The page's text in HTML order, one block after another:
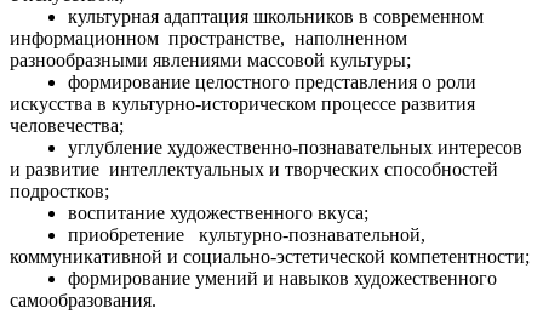
культурная адаптация школьников в современном
информационном пространстве, наполненном
разнообразными явлениями массовой культуры;
формирование целостного представления о роли
искусства в культурно-историческом процессе развития
человечества;
углубление художественно-познавательных интересов
и развитие интеллектуальных и творческих способностей
подростков;
воспитание художественного вкуса;
приобретение культурно-познавательной,
коммуникативной и социально-эстетической компетентности;
формирование умений и навыков художественного
самообразования.